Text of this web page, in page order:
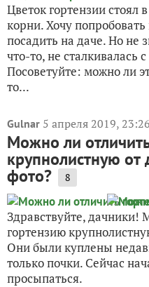
Цветок гортензии стоял
корни. Хочу
посадить на даче. Но не
что-то, не сталкивалась
Посоветуйте: можно ли
то...
Gulnar 5 апреля 2019, 23:26
Можно ли
крупнолистную
фото? 8
Здравствуйте, дачники!
гортензию
Они были куплены
только почки. Сейчас
просыпаться.